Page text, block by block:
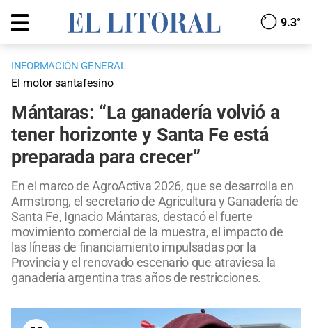
9.3°
INFORMACIÓN GENERAL
El motor santafesino
Mántaras: “La ganadería volvió a
tener horizonte y Santa Fe está
preparada para crecer”
En el marco de AgroActiva 2026, que se desarrolla en
Armstrong, el secretario de Agricultura y Ganadería de
Santa Fe, Ignacio Mántaras, destacó el fuerte
movimiento comercial de la muestra, el impacto de
las líneas de financiamiento impulsadas por la
Provincia y el renovado escenario que atraviesa la
ganadería argentina tras años de restricciones.